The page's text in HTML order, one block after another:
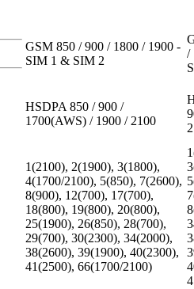
GSM 850 / 900 / 1800 / 1900 -
SIM 1 & SIM 2
/
HSDPA 850 / 900 /
1700(AWS) / 1900 / 2100
1(2100), 2(1900), 3(1800),
4(1700/2100), 5(850), 7(2600),
8(900), 12(700), 17(700),
18(800), 19(800), 20(800),
25(1900), 26(850), 28(700),
29(700), 30(2300), 34(2000),
38(2600), 39(1900), 40(2300),
41(2500), 66(1700/2100)